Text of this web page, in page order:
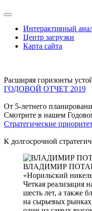
Интерактивный
Центр загрузки
Карта сайта
Расширяя горизонты
ГОДОВОЙ ОТЧЕТ 2019
От 5-летнего
Смотрите в нашем
Стратегические
К долгосрочной
ВЛАДИМИР
«Норильский
Четкая реализация
шесть лет, а также
на сырьевых